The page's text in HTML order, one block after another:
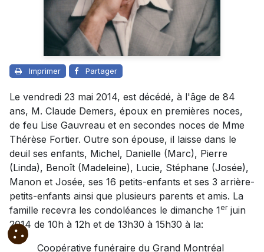
Imprimer Partager
Le vendredi 23 mai 2014, est décédé, à l'âge de 84
ans, M. Claude Demers, époux en premières noces,
de feu Lise Gauvreau et en secondes noces de Mme
Thérèse Fortier. Outre son épouse, il laisse dans le
deuil ses enfants, Michel, Danielle (Marc), Pierre
(Linda), Benoît (Madeleine), Lucie, Stéphane (Josée),
Manon et Josée, ses 16 petits-enfants et ses 3 arrière-
petits-enfants ainsi que plusieurs parents et amis. La
famille recevra les condoléances le dimanche 1erjuin
2014 de 10h à 12h et de 13h30 à 15h30 à la:
Coopérative funéraire du Grand Montréal